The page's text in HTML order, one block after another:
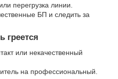
перегрузка линии.
БП и следить за
греется
или некачественный
на профессиональный.